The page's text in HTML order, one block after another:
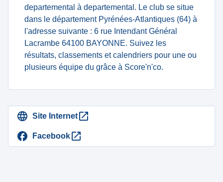
departemental à departemental. Le club se situe
dans le département Pyrénées-Atlantiques (64) à
l'adresse suivante : 6 rue Intendant Général
Lacrambe 64100 BAYONNE. Suivez les
résultats, classements et calendriers pour une ou
plusieurs équipe du grâce à Score'n'co.
Site Internet
Facebook